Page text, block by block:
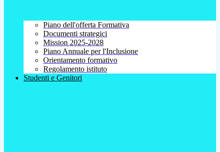
Piano dell'offerta Formativa
Documenti strategici
Mission 2025-2028
Piano Annuale per l'Inclusione
Orientamento formativo
Regolamento istituto
Studenti e Genitori